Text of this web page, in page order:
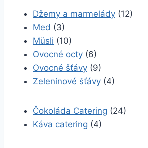
Džemy a marmelády (12)
Med (3)
Müsli (10)
Ovocné octy (6)
Ovocné šťávy (9)
Zeleninové šťávy (4)
Čokoláda Catering (24)
Káva catering (4)